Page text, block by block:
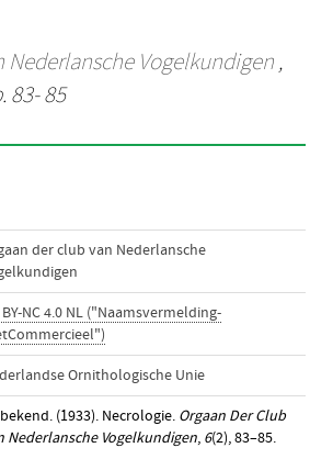
Nederlansche Vogelkundigen ,
83- 85
der club van Nederlansche
BY-NC 4.0 NL ("Naamsvermelding-
Ornithologische Unie
(1933). Necrologie. Orgaan Der Club
Nederlansche Vogelkundigen, 6(2), 83–85.